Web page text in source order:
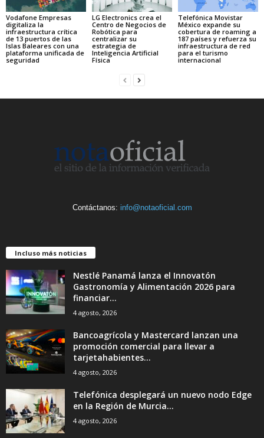
Vodafone Empresas
digitaliza la
infraestructura crítica
de 13 puertos de las
Islas Baleares con una
plataforma unificada de
seguridad
LG Electronics crea el
Centro de Negocios de
Robótica para
centralizar su
estrategia de
Inteligencia Artificial
Física
Telefónica Movistar
México expande su
cobertura de roaming a
187 países y refuerza su
infraestructura de red
para el turismo
internacional
Contáctanos: info@notaoficial.com
Incluso más noticias
Nestlé Panamá lanza el Innovatón
Gastronomía y Alimentación 2026 para
financiar...
4 agosto, 2026
Bancoagrícola y Mastercard lanzan una
promoción comercial para llevar a
tarjetahabientes...
4 agosto, 2026
Telefónica desplegará un nuevo nodo Edge
en la Región de Murcia...
4 agosto, 2026